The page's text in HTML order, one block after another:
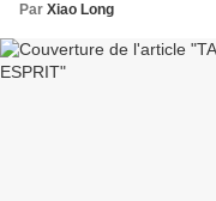
Par Xiao Long